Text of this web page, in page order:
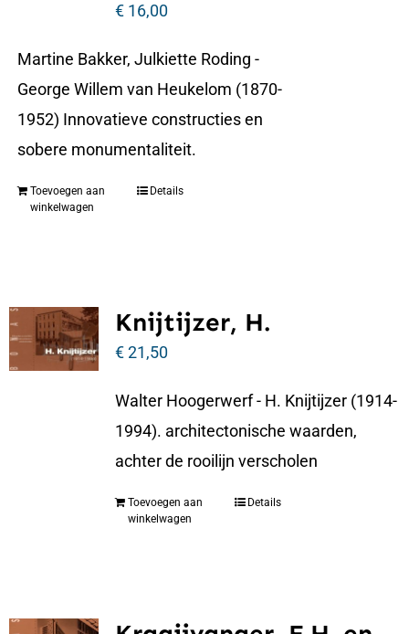
€16,00
Martine Bakker, Julkiette Roding -
George Willem van Heukelom (1870-
1952) Innovatieve constructies en
sobere monumentaliteit.
Toevoegen aan
winkelwagen
Details
Knijtijzer, H.
€21,50
Walter Hoogerwerf - H. Knijtijzer (1914-
1994). architectonische waarden,
achter de rooilijn verscholen
Toevoegen aan
winkelwagen
Details